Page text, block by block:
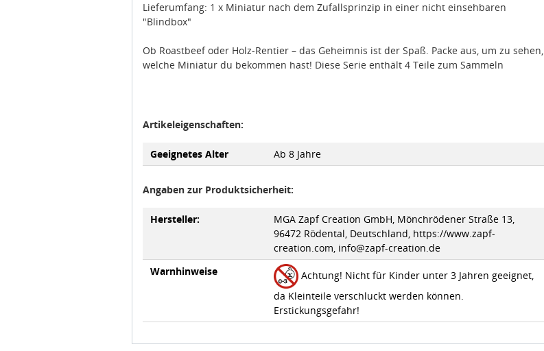
Lieferumfang: 1 x Miniatur nach dem Zufallsprinzip in einer nicht einsehbaren
"Blindbox"
Ob Roastbeef oder Holz-Rentier – das Geheimnis ist der Spaß. Packe aus, um zu sehen,
welche Miniatur du bekommen hast! Diese Serie enthält 4 Teile zum Sammeln
Artikeleigenschaften:
Geeignetes Alter Ab 8 Jahre
Angaben zur Produktsicherheit:
Hersteller:
MGA Zapf Creation GmbH, Mönchrödener Straße 13,
96472 Rödental, Deutschland, https://www.zapf-
creation.com, info@zapf-creation.de
Warnhinweise
Achtung! Nicht für Kinder unter 3 Jahren geeignet,
da Kleinteile verschluckt werden können.
Erstickungsgefahr!